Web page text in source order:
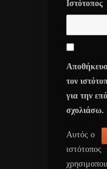
Ιστότοπος
τον
για την
σχολιάσω.
Αυτός ο
ιστότοπος